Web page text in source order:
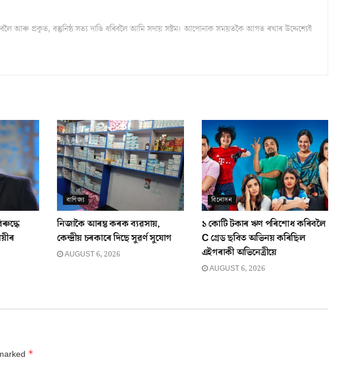
আৰু প্ৰকৃত, বস্তুনিষ্ঠ সত্য দাঙি ধৰিবলৈ আমি সদায় সষ্টম। আপোনাক সময়তকৈ আগত ৰখাৰ উদ্দেশ্যেই
বাণিজ্য
নিজাকৈ আৰম্ভ কৰক ব্যৱসায়,
কেন্দ্ৰীয় চৰকাৰে দিছে সুৱৰ্ণ সুযোগ
AUGUST 6, 2026
বিনোদন
১ কোটি টকাৰ ঋণ পৰিশোধ কৰিবলৈ
C গ্ৰেড ছবিত অভিনয় কৰিছিল
এইগৰাকী অভিনেত্ৰীয়ে
AUGUST 6, 2026
*